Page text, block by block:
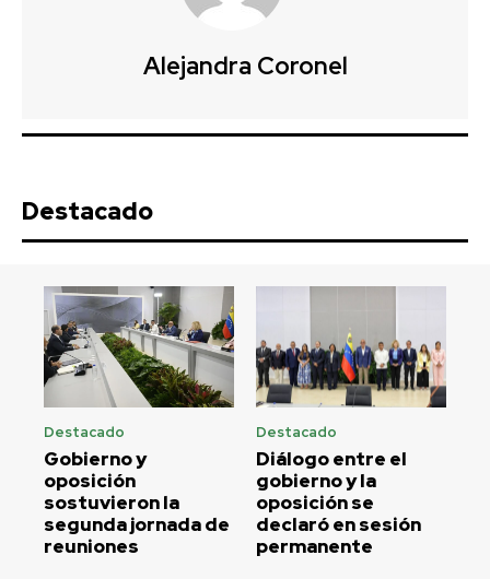
Alejandra Coronel
Destacado
Destacado
Gobierno y
oposición
sostuvieron la
segunda jornada de
reuniones
Destacado
Diálogo entre el
gobierno y la
oposición se
declaró en sesión
permanente